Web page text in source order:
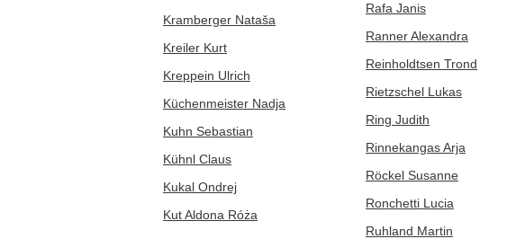
Kramberger Nataša
Kreiler Kurt
Kreppein Ulrich
Küchenmeister Nadja
Kuhn Sebastian
Kühnl Claus
Kukal Ondrej
Kut Aldona Róża
Rafa Janis
Ranner Alexandra
Reinholdtsen Trond
Rietzschel Lukas
Ring Judith
Rinnekangas Arja
Röckel Susanne
Ronchetti Lucia
Ruhland Martin